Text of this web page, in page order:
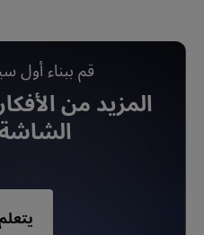
قم ببناء أول
المزيد من
الشاشة